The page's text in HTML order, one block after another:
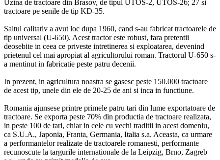
Uzina de tractoare din Brasov, de tipul UTOS-2, UTOS-26; 27 si
tractoare pe senile de tip KD-35.
Saltul calitativ a avut loc dupa 1960, cand s-au fabricat tractoarele de
tip universal (U-650). Acest tractor este robust, fara pretentii
deosebite in ceea ce priveste intretinerea si exploatarea, devenind
prietenul cel mai apropiat al agricultorului roman. Tractorul U-650 s-
a mentinut in fabricatie peste patru decenii.
In prezent, in agricultura noastra se gasesc peste 150.000 tractoare
de acest tip, unele din ele de 20-25 de ani si inca in functiune.
Romania ajunsese printre primele patru tari din lume exportatoare de
tractoare. Se exporta peste 70% din productia de tractoare realizata,
in peste 100 de tari, chiar in cele cu vechi traditii in acest domeniu,
ca S.U.A., Japonia, Franta, Germania, Italia s.a. Aceasta, ca urmare
a performantelor realizate de tractoarele romanesti, performante
recunoscute la targurile internationale de la Leipzig, Brno, Zagreb